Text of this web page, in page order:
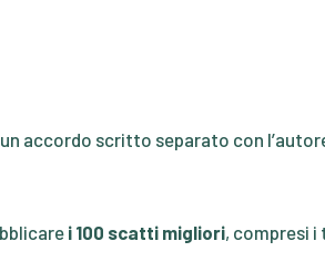
accordo scritto separato con
i 100 scatti migliori, compresi i